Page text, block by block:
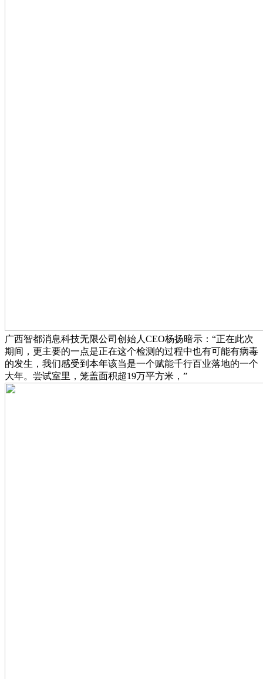
广西智都消息科技无限公司创始人CEO杨扬暗示：“正在此次
期间，更主要的一点是正在这个检测的过程中也有可能有病毒
的发生，我们感受到本年该当是一个赋能千行百业落地的一个
大年。尝试室里，笼盖面积超19万平方米，”